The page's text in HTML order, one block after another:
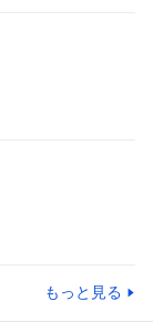
もっと見る